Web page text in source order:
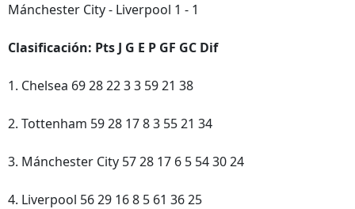
Mánchester City - Liverpool 1 - 1
Clasificación: Pts J G E P GF GC Dif
1. Chelsea 69 28 22 3 3 59 21 38
2. Tottenham 59 28 17 8 3 55 21 34
3. Mánchester City 57 28 17 6 5 54 30 24
4. Liverpool 56 29 16 8 5 61 36 25